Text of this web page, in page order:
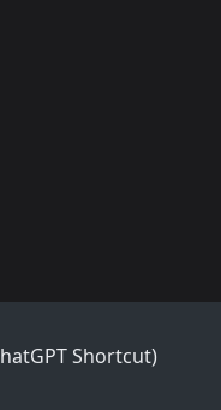
Shortcut)